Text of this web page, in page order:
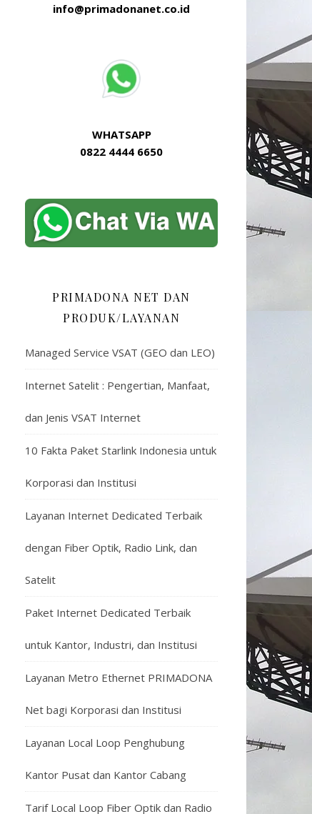
info@primadonanet.co.id
WHATSAPP
0822 4444 6650
PRIMADONA NET DAN
PRODUK/LAYANAN
Managed Service VSAT (GEO dan LEO)
Internet Satelit : Pengertian, Manfaat,
dan Jenis VSAT Internet
10 Fakta Paket Starlink Indonesia untuk
Korporasi dan Institusi
Layanan Internet Dedicated Terbaik
dengan Fiber Optik, Radio Link, dan
Satelit
Paket Internet Dedicated Terbaik
untuk Kantor, Industri, dan Institusi
Layanan Metro Ethernet PRIMADONA
Net bagi Korporasi dan Institusi
Layanan Local Loop Penghubung
Kantor Pusat dan Kantor Cabang
Tarif Local Loop Fiber Optik dan Radio